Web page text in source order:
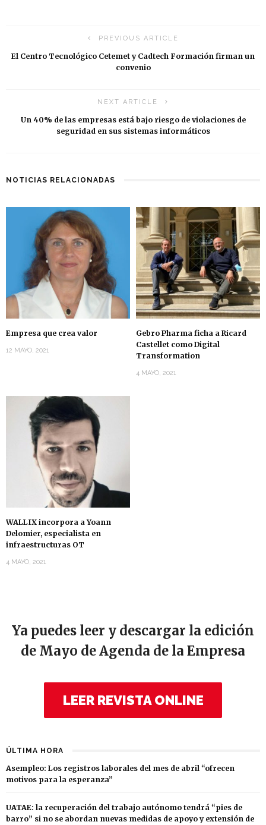
PREVIOUS ARTICLE
El Centro Tecnológico Cetemet y Cadtech Formación firman un
convenio
NEXT ARTICLE
Un 40% de las empresas está bajo riesgo de violaciones de
seguridad en sus sistemas informáticos
NOTICIAS RELACIONADAS
Empresa que crea valor
12 MAYO, 2021
Gebro Pharma ficha a Ricard
Castellet como Digital
Transformation
4 MAYO, 2021
WALLIX incorpora a Yoann
Delomier, especialista en
infraestructuras OT
4 MAYO, 2021
Ya puedes leer y descargar la edición
de Mayo de Agenda de la Empresa
LEER REVISTA ONLINE
ÚLTIMA HORA
Asempleo: Los registros laborales del mes de abril “ofrecen
motivos para la esperanza”
UATAE: la recuperación del trabajo autónomo tendrá “pies de
barro” si no se abordan nuevas medidas de apoyo y extensión de